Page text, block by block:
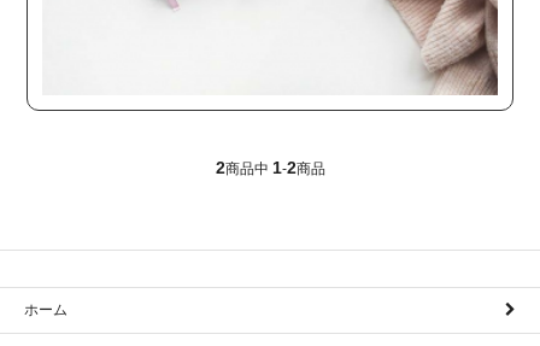
2商品中 1-2商品
ホーム